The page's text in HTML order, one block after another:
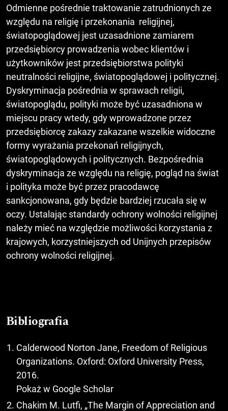
Odmienne pośrednie traktowanie zatrudnionych ze
względu na religię i przekonania religijnej,
światopoglądowej jest uzasadnione zamiarem
przedsiębiorcy prowadzenia wobec klientów i
użytkowników jest przedsiębiorstwa polityki
neutralności religijne, światopoglądowej i politycznej.
Dyskryminacja pośrednia w sprawach religii,
światopoglądu, polityki może być uzasadniona w
miejscu pracy wtedy, gdy wprowadzone przez
przedsiębiorcę zakazy zakazane wszelkie widoczne
formy wyrażania przekonań religijnych,
światopoglądowych i politycznych. Bezpośrednia
dyskryminacja ze względu na religię, pogląd na świat
i polityka może być przez pracodawcę
sankcjonowana, gdy będzie bardziej rzucała się w
oczy. Ustalając standardy ochrony wolności religijnej
należy mieć na względzie możliwości korzystania z
krajowych, korzystniejszych od Unijnych przepisów
ochrony wolności religijnej.
Bibliografia
Calderwood Norton Jane, Freedom of Religious
Organizations. Oxford: Oxford University Press,
2016.
Pokaż w Google Scholar
Chakim M. Lutfi, „The Margin of Appreciation and